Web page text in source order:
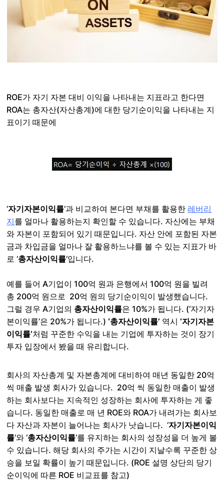
ROE가 자기 자본 대비 이익을 나타내는 지표라고 한다면
ROA는 총자산(자산총계)에 대한 당기순이익을 나타내는 지
표이기 때문에
‘자기자본이익률‘과 비교하여 본다면 부채를 활용한 레버리
지를 얼마나 활용하는지 확인할 수 있습니다. 자산에는 부채
와 자본이 포함되어 있기 때문입니다. 자산 안에 포함된 자본
금과 차입금을 얼마나 잘 활용하느냐를 볼 수 있는 지표가 바
로 ‘총자산이익률‘입니다.
예를 들어 A기업이 100억 원과 은행에서 100억 원을 빌려
총 200억 원으로 20억 원의 당기순이익이 발생했습니다.
그럴 경우 A기업의 총자산이익률은 10%가 됩니다. (‘자기자
본이익률’은 20%가 됩니다.)‘총자산이익률’ 역시‘자기자본
이익률’처럼 꾸준한 수익을 내는 기업에 투자하는 것이 장기
투자 입장에서 봤을 때 유리합니다.
회사의 자산총계 및 자본총계에 대비하여 매년 동일한 20억
씩 매출 발생 회사가 있습니다. 20억 씩 동일한 매출이 발생
하는 회사보다는 지속적인 성장하는 회사에 투자하는 게 좋
습니다. 동일한 매출로 매 년 ROE와 ROA가 내려가는 회사보
다 자산과 자본이 늘어나는 회사가 낫습니다. ‘자기자본이익
률‘와 ‘총자산이익률‘를 유지하는 회사의 성장성을 더 높게 볼
수 있습니다. 해당 회사의 주가는 시간이 지날수록 꾸준한 상
승을 보일 확률이 높기 때문입니다. (ROE 설명 상단의 당기
순이익에 따른 ROE 비교표를 참고)